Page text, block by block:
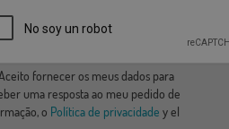
fornecer os meus dados para
uma resposta ao meu pedido de
o Política de privacidade y el